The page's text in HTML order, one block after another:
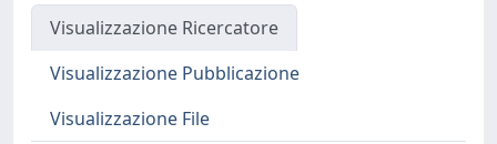
Visualizzazione Ricercatore
Visualizzazione Pubblicazione
Visualizzazione File